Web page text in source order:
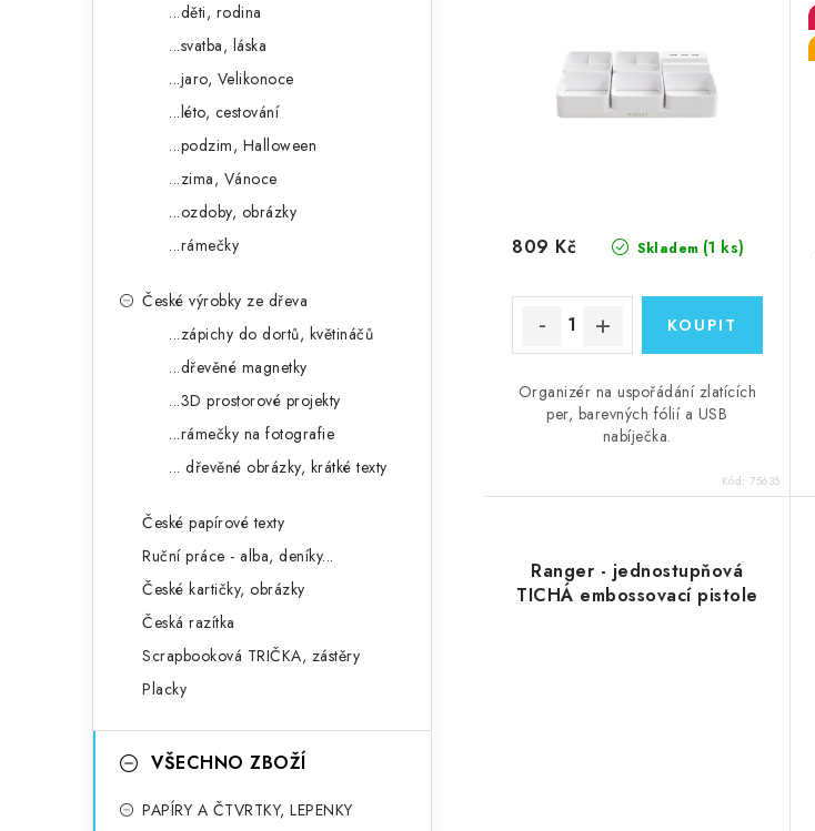
...děti, rodina
...svatba, láska
...jaro, Velikonoce
...léto, cestování
...podzim, Halloween
...zima, Vánoce
...ozdoby, obrázky
...rámečky
České výrobky ze dřeva
...zápichy do dortů, květináčů
...dřevěné magnetky
...3D prostorové projekty
...rámečky na fotografie
... dřevěné obrázky, krátké texty
České papírové texty
Ruční práce - alba, deníky...
České kartičky, obrázky
Česká razítka
Scrapbooková TRIČKA, zástěry
Placky
VŠECHNO ZBOŽÍ
PAPÍRY A ČTVRTKY, LEPENKY
p
r
o
k
t
ů
Skladem (1 ks)
809 Kč
Organizér na uspořádání zlatících
per, barevných fólií a USB
nabíječka.
Kód:75635
Ranger - jednostupňová
TICHÁ embossovací pistole